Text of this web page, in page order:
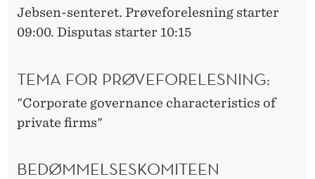
Jebsen-senteret. Prøveforelesning starter
09:00. Disputas starter 10:15
TEMA FOR PRØVEFORELESNING:
"Corporate governance characteristics of
private firms"
BEDØMMELSESKOMITEEN